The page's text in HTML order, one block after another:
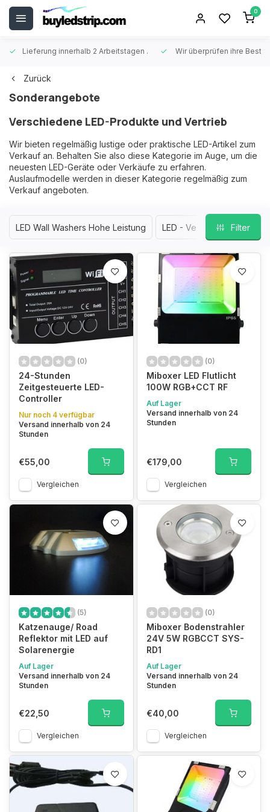
0
Lieferung innerhalb 2 Arbeitstagen . Wir überprüfen ihre
Zurück
Sonderangebote
Verschiedene LED-Produkte und Vertrieb
Wir bieten regelmäßig lustige oder praktische LED-Artikel zum
Verkauf an. Behalten Sie also diese Kategorie im Auge, um die
neuesten LED-Geräte oder Verkäufe zu erfahren.
Auslaufmodelle werden in dieser Kategorie regelmäßig zum
Verkauf angeboten.
LED Wall Washers Hohe Leistung LED - VerschiedeneFilter
(0)
24-Stunden
Zeitgesteuerte LED-
Controller
Nur noch 4 verfügbar
Versand innerhalb von 24
Stunden
€55,00
Vergleichen
(0)
Miboxer LED Flutlicht
100W RGB+CCT RF
Auf Lager
Versand innerhalb von 24
Stunden
€179,00
Vergleichen
(5)
Katzenauge/ Road
Reflektor mit LED auf
Solarenergie
Auf Lager
Versand innerhalb von 24
Stunden
€22,50
Vergleichen
(0)
Miboxer Bodenstrahler
24V 5W RGBCCT SYS-
RD1
Auf Lager
Versand innerhalb von 24
Stunden
€40,00
Vergleichen